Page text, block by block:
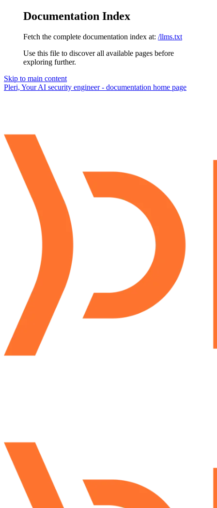
Documentation Index
Fetch the complete documentation index at: /llms.txt
Use this file to discover all available pages before
exploring further.
Skip to main content
Pleri, Your AI security engineer - documentation home page